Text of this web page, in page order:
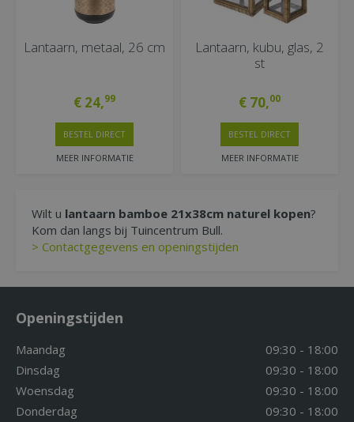
Lantaarn, metaal, 26 cm
€ 24,99
MEER INFORMATIE
BESTEL DIRECT
Lantaarn, kubu, glas, 2
st
€ 70,00
MEER INFORMATIE
BESTEL DIRECT
Wilt u lantaarn bamboe 21x38cm naturel kopen?
Kom dan langs bij Tuincentrum Bull.
> Contactgegevens en openingstijden
Openingstijden
Maandag
09:30 - 18:00
Dinsdag
09:30 - 18:00
Woensdag
09:30 - 18:00
Donderdag
09:30 - 18:00